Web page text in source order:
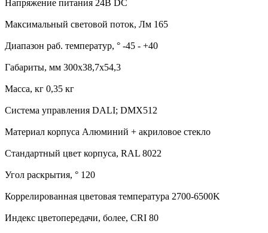
Напряжение питания 24В DC
Максимальный световой поток, Лм 165
Диапазон раб. температур, ° -45 - +40
Габариты, мм 300х38,7х54,3
Масса, кг 0,35 кг
Система управления DALI; DMX512
Материал корпуса Алюминий + акриловое стекло
Стандартный цвет корпуса, RAL 8022
Угол раскрытия, ° 120
Коррелированная цветовая температура 2700-6500K
Индекс цветопередачи, более, CRI 80